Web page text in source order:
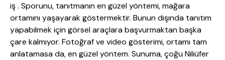
iş . Sporunu, tanıtmanın en güzel yöntemi, mağara
ortamını yaşayarak göstermektir. Bunun dışında tanıtım
yapabilmek için görsel araçlara başvurmaktan başka
çare kalmıyor. Fotoğraf ve video gösterimi, ortamı tam
anlatamasa da, en güzel yöntem. Sunuma, çoğu Niliüfer